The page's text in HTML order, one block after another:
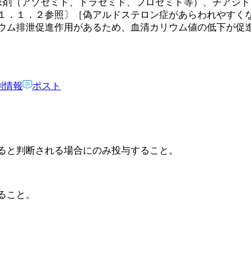
（アゾセミド、トラセミド、フロセミド等）、チアジ
１．２参照〕［偽アルドステロン症があらわれやす
排泄促進作用があるため、血清カリウム値の低下が促
判断される場合にのみ投与すること。
と。
情報 ポスト